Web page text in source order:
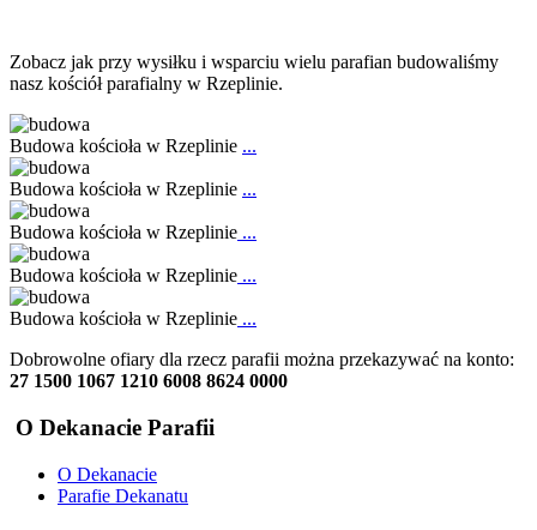
Zobacz jak przy wysiłku i wsparciu wielu parafian budowaliśmy
nasz kościół parafialny w Rzeplinie.
Budowa kościoła w Rzeplinie ...
Budowa kościoła w Rzeplinie ...
Budowa kościoła w Rzeplinie ...
Budowa kościoła w Rzeplinie ...
Budowa kościoła w Rzeplinie ...
Dobrowolne ofiary dla rzecz parafii można przekazywać na konto:
27 1500 1067 1210 6008 8624 0000
O Dekanacie Parafii
O Dekanacie
Parafie Dekanatu